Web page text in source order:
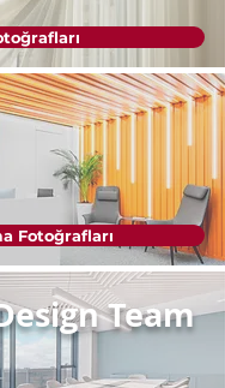
Fotoğrafları
Team